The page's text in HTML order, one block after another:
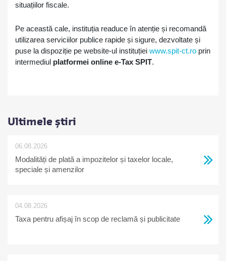
situațiilor fiscale.
Pe această cale, instituția readuce în atenție și recomandă
utilizarea serviciilor publice rapide și sigure, dezvoltate și
puse la dispoziție pe website-ul instituției www.spit-ct.ro prin
intermediul platformei online e-Tax SPIT.
Ultimele știri
06.08.2026
Modalități de plată a impozitelor și taxelor locale,
speciale și amenzilor
04.08.2026
Taxa pentru afișaj în scop de reclamă și publicitate